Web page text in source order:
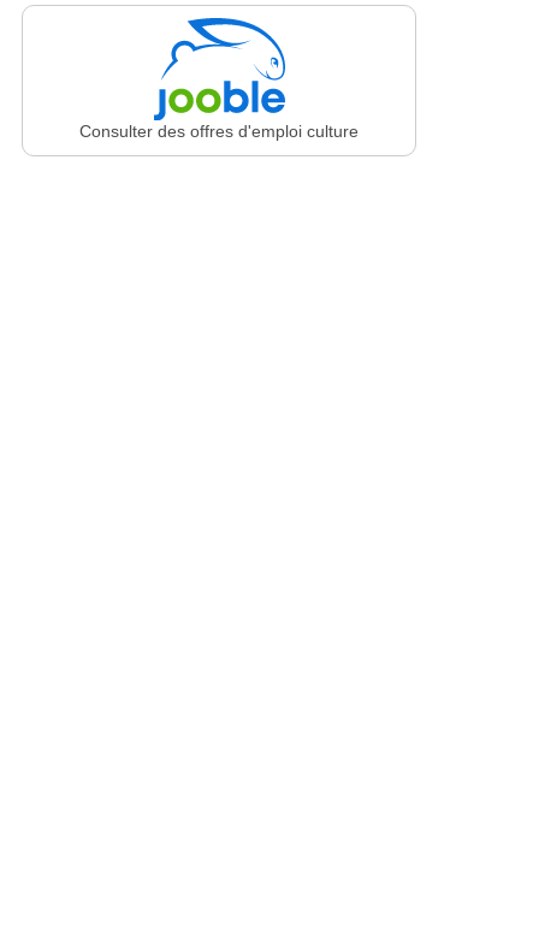
Consulter des offres d'emploi culture